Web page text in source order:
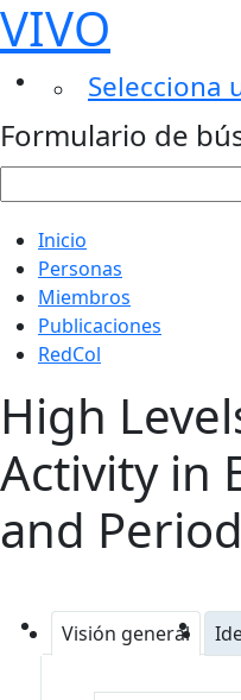
VIVO
Selecciona
Formulario de
Inicio
Personas
Miembros
Publicaciones
RedCol
High
Activity in
and
Visión general